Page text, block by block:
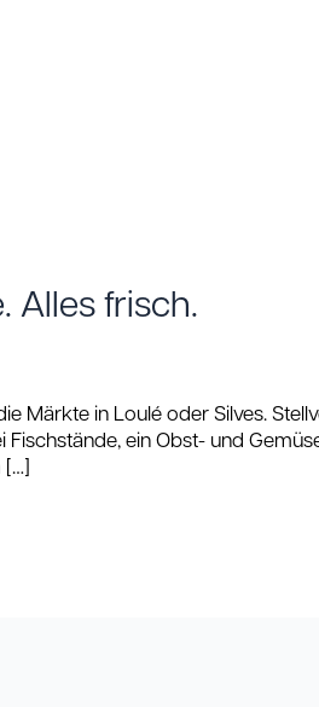
Alles frisch.
Märkte in Loulé oder Silves.
ein Obst- und